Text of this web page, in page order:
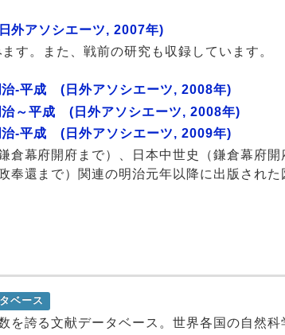
アソシエーツ, 2007年)
す。また、戦前の研究も収録しています。
治-平成 (日外アソシエーツ, 2008年)
治～平成 (日外アソシエーツ, 2008年)
治-平成 (日外アソシエーツ, 2009年)
倉幕府開府まで）、日本中世史（鎌倉幕府
奉還まで）関連の明治元年以降に出版された
ベース
を誇る文献データベース。世界各国の自然